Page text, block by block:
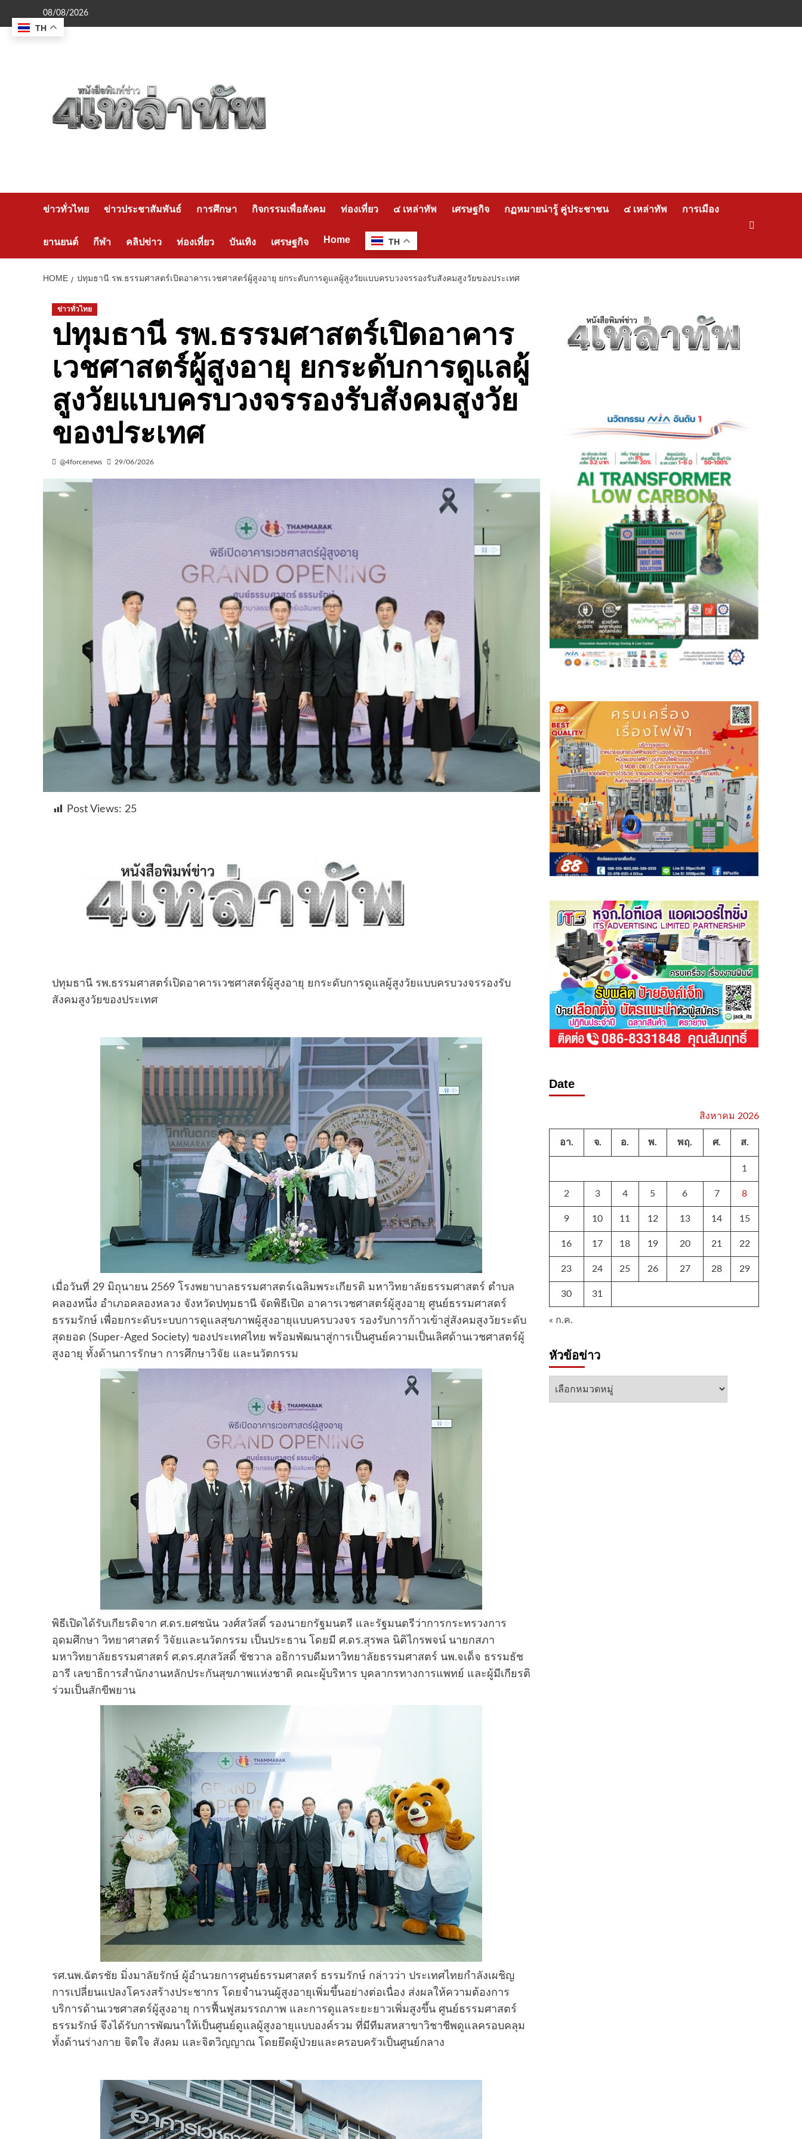
content
08/08/2026
ข่าวทั่วไทย ข่าวประชาสัมพันธ์ การศึกษา กิจกรรมเพื่อสังคม ท่องเที่ยว ๔ เหล่าทัพ เศรษฐกิจ กฏหมายน่ารู้ คู่ประชาชน ๔ เหล่าทัพ การเมือง
ยานยนต์ กีฬา คลิปข่าว ท่องเที่ยว บันเทิง เศรษฐกิจ Home TH
HOME ปทุมธานี รพ.ธรรมศาสตร์เปิดอาคารเวชศาสตร์ผู้สูงอายุ ยกระดับการดูแลผู้สูงวัยแบบครบวงจรรองรับสังคมสูงวัยของประเทศ
ข่าวทั่วไทย
ปทุมธานี รพ.ธรรมศาสตร์เปิดอาคาร
เวชศาสตร์ผู้สูงอายุ ยกระดับการดูแลผู้
สูงวัยแบบครบวงจรรองรับสังคมสูงวัย
ของประเทศ
@4forcenews 29/06/2026
Post Views: 25
ปทุมธานี รพ.ธรรมศาสตร์เปิดอาคารเวชศาสตร์ผู้สูงอายุ ยกระดับการดูแลผู้สูงวัยแบบครบวงจรรองรับ
สังคมสูงวัยของประเทศ
เมื่อวันที่ 29 มิถุนายน 2569 โรงพยาบาลธรรมศาสตร์เฉลิมพระเกียรติ มหาวิทยาลัยธรรมศาสตร์ ตำบล
คลองหนึ่ง อำเภอคลองหลวง จังหวัดปทุมธานี จัดพิธีเปิด อาคารเวชศาสตร์ผู้สูงอายุ ศูนย์ธรรมศาสตร์
ธรรมรักษ์ เพื่อยกระดับระบบการดูแลสุขภาพผู้สูงอายุแบบครบวงจร รองรับการก้าวเข้าสู่สังคมสูงวัยระดับ
สุดยอด (Super-Aged Society) ของประเทศไทย พร้อมพัฒนาสู่การเป็นศูนย์ความเป็นเลิศด้านเวชศาสตร์ผู้
สูงอายุ ทั้งด้านการรักษา การศึกษาวิจัย และนวัตกรรม
พิธีเปิดได้รับเกียรติจาก ศ.ดร.ยศชนัน วงศ์สวัสดิ์ รองนายกรัฐมนตรี และรัฐมนตรีว่าการกระทรวงการ
อุดมศึกษา วิทยาศาสตร์ วิจัยและนวัตกรรม เป็นประธาน โดยมี ศ.ดร.สุรพล นิติไกรพจน์ นายกสภา
มหาวิทยาลัยธรรมศาสตร์ ศ.ดร.ศุภสวัสดิ์ ชัชวาล อธิการบดีมหาวิทยาลัยธรรมศาสตร์ นพ.จเด็จ ธรรมธัช
อารี เลขาธิการสำนักงานหลักประกันสุขภาพแห่งชาติ คณะผู้บริหาร บุคลากรทางการแพทย์ และผู้มีเกียรติ
ร่วมเป็นสักขีพยาน
รศ.นพ.ฉัตรชัย มิ่งมาลัยรักษ์ ผู้อำนวยการศูนย์ธรรมศาสตร์ ธรรมรักษ์ กล่าวว่า ประเทศไทยกำลังเผชิญ
การเปลี่ยนแปลงโครงสร้างประชากร โดยจำนวนผู้สูงอายุเพิ่มขึ้นอย่างต่อเนื่อง ส่งผลให้ความต้องการ
บริการด้านเวชศาสตร์ผู้สูงอายุ การฟื้นฟูสมรรถภาพ และการดูแลระยะยาวเพิ่มสูงขึ้น ศูนย์ธรรมศาสตร์
ธรรมรักษ์ จึงได้รับการพัฒนาให้เป็นศูนย์ดูแลผู้สูงอายุแบบองค์รวม ที่มีทีมสหสาขาวิชาชีพดูแลครอบคลุม
ทั้งด้านร่างกาย จิตใจ สังคม และจิตวิญญาณ โดยยึดผู้ป่วยและครอบครัวเป็นศูนย์กลาง
Date
สิงหาคม 2026
อา. จ. อ. พ. พฤ. ศ. ส.
1
2 3 4 5 6 7 8
9 10 11 12 13 14 15
16 17 18 19 20 21 22
23 24 25 26 27 28 29
30 31
« ก.ค.
หัวข้อข่าว
หัวข้อ
TH